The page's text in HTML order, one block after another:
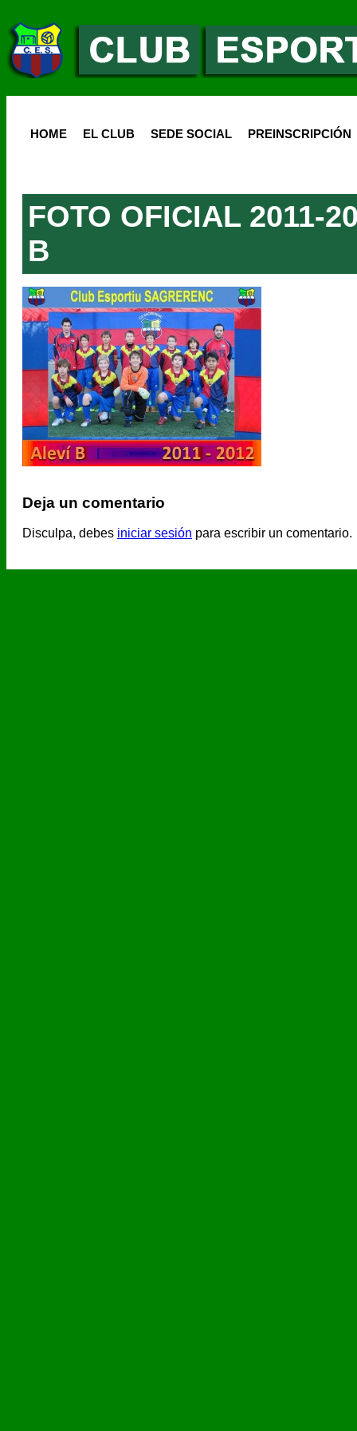
HOME EL CLUB SEDE SOCIAL PREINSCRIPCIÓN
FOTO OFICIAL 2011-
B
Deja un comentario
Disculpa, debes iniciar sesión para escribir un comentario.